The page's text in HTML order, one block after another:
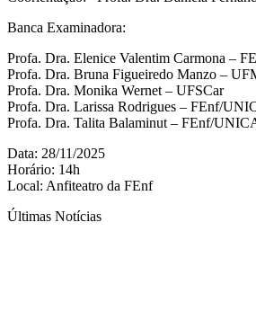
Banca Examinadora:
Profa. Dra. Elenice Valentim Carmona –
Profa. Dra. Bruna Figueiredo Manzo –
Profa. Dra. Monika Wernet – UFSCar
Profa. Dra. Larissa Rodrigues – FEnf/
Profa. Dra. Talita Balaminut – FEnf/
Data: 28/11/2025
Horário: 14h
Local: Anfiteatro da FEnf
Últimas Notícias